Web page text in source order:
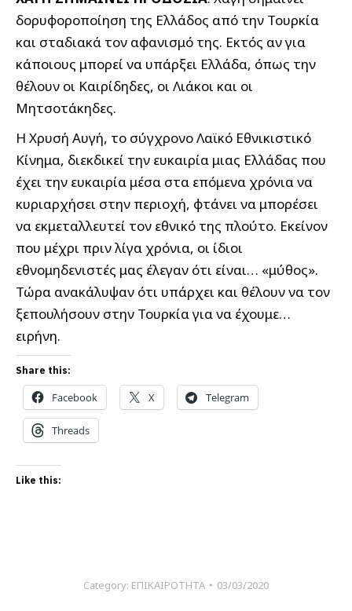
δορυφοροποίηση της Ελλάδος από την Τουρκία
και σταδιακά τον αφανισμό της. Εκτός αν για
κάποιους μπορεί να υπάρξει Ελλάδα, όπως την
θέλουν οι Καιρίδηδες, οι Λιάκοι και οι
Μητσοτάκηδες.
Η Χρυσή Αυγή, το σύγχρονο Λαϊκό Εθνικιστικό
Κίνημα, διεκδικεί την ευκαιρία μιας Ελλάδας που
έχει την ευκαιρία μέσα στα επόμενα χρόνια να
κυριαρχήσει στην περιοχή, φτάνει να μπορέσει
να εκμεταλλευτεί τον εθνικό της πλούτο. Εκείνον
που μέχρι πριν λίγα χρόνια, οι ίδιοι
εθνομηδενιστές μας έλεγαν ότι είναι… «μύθος».
Τώρα ανακάλυψαν ότι υπάρχει και θέλουν να τον
ξεπουλήσουν στην Τουρκία για να έχουμε…
ειρήνη.
Share this:
Facebook X Telegram
Threads
Like this:
Category: ΕΠΙΚΑΙΡΟΤΗΤΑ 03/03/2020